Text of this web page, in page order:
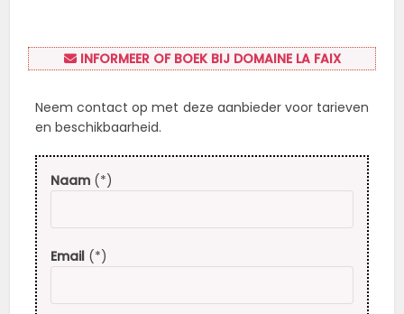
INFORMEER OF BOEK BIJ DOMAINE LA FAIX
Neem contact op met deze aanbieder voor tarieven
en beschikbaarheid.
Naam(*)
Email(*)